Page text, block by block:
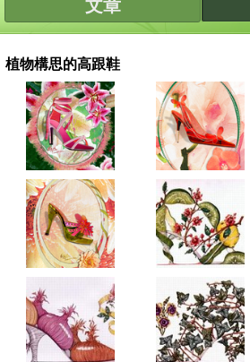
文章
植物構思的高跟鞋